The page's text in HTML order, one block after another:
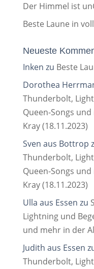
Der Himmel ist
Beste Laune in
Neueste
Inken zu Beste
Dorothea
Thunderbolt,
Queen-Songs
Kray (18.11.2023)
Sven aus Bottrop
Thunderbolt,
Queen-Songs
Kray (18.11.2023)
Ulla aus Essen zu
Lightning und
und mehr in der
Judith aus Essen
Thunderbolt,